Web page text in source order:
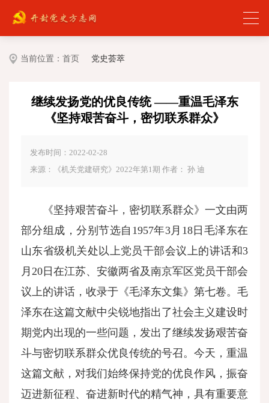
当前位置： 首页 党史荟萃
继续发扬党的优良传统 ——重温毛泽东
《坚持艰苦奋斗，密切联系群众》
发布时间：2022-02-28
来源：《机关党建研究》2022年第1期 作者： 孙 迪
《坚持艰苦奋斗，密切联系群众》一文由两
部分组成，分别节选自1957年3月18日毛泽东在
山东省级机关处以上党员干部会议上的讲话和3
月20日在江苏、安徽两省及南京军区党员干部会
议上的讲话，收录于《毛泽东文集》第七卷。毛
泽东在这篇文献中尖锐地指出了社会主义建设时
期党内出现的一些问题，发出了继续发扬艰苦奋
斗与密切联系群众优良传统的号召。今天，重温
这篇文献，对我们始终保持党的优良作风，振奋
迈进新征程、奋进新时代的精气神，具有重要意